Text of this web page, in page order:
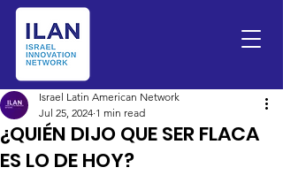
¿QUIÉN DIJO QUE SER FLACA
ES LO DE HOY?
Israel Latin American Network
Jul 25, 2024 1 min read